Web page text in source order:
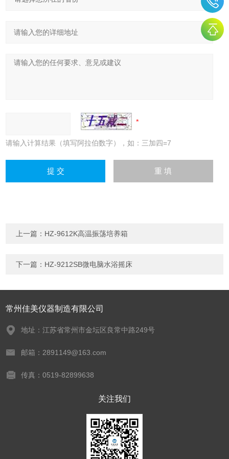
请输入计算结果（填写阿拉伯数字），如：三加四=7
上一篇： HZ-9612K高温振荡培养箱
下一篇： HZ-9212SB微电脑水浴摇床
常州佳美仪器制造有限公司
地址：江苏省常州市金坛区良常中路249号
邮箱：2891149@163.com
传真：0519-82899638
关注我们